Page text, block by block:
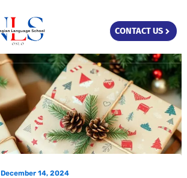
CONTACT US
December 14, 2024